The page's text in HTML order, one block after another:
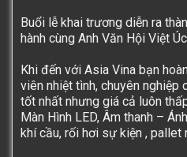
Buổi lễ khai trương diễn ra
hành cùng Anh Văn Hội Việt Úc
Khi đến với Asia Vina bạn
viên nhiệt tình, chuyên nghiệp
tốt nhất nhưng giá cả luôn
Màn Hình LED, Âm thanh –
khí cầu, rối hơi sự kiện , pallet